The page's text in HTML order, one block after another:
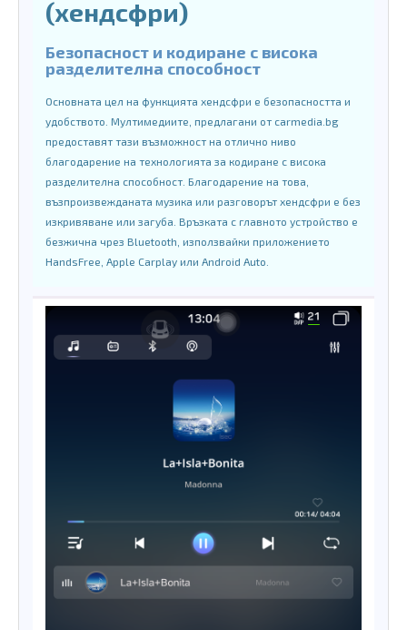
(хендсфри)
Безопасност и кодиране с висока
разделителна способност
Основната цел на функцията хендсфри е безопасността и
удобството. Мултимедиите, предлагани от carmedia.bg
предоставят тази възможност на отлично ниво
благодарение на технологията за кодиране с висока
разделителна способност. Благодарение на това,
възпроизвежданата музика или разговорът хендсфри е без
изкривяване или загуба. Връзката с главното устройство е
безжична чрез Bluetooth, използвайки приложението
HandsFree, Apple Carplay или Android Auto.